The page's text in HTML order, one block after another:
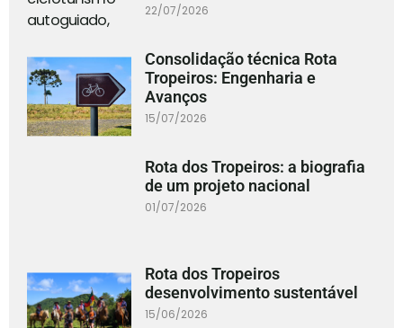
22/07/2026
Consolidação técnica Rota
Tropeiros: Engenharia e
Avanços
15/07/2026
Rota dos Tropeiros: a biografia
de um projeto nacional
01/07/2026
Rota dos Tropeiros
desenvolvimento sustentável
15/06/2026